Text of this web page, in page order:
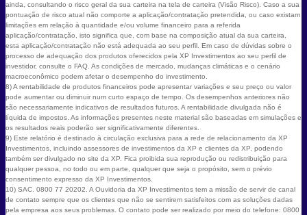
ainda, consultando o risco geral da sua carteira na tela de carteira (Visão Risco). Caso a sua
pontuação de risco atual não comporte a aplicação/contratação pretendida, ou caso existam
limitações em relação à quantidade e/ou volume financeiro para a referida
aplicação/contratação, isto significa que, com base na composição atual da sua carteira,
esta aplicação/contratação não está adequada ao seu perfil. Em caso de dúvidas sobre o
processo de adequação dos produtos oferecidos pela XP Investimentos ao seu perfil de
investidor, consulte o FAQ. As condições de mercado, mudanças climáticas e o cenário
macroeconômico podem afetar o desempenho do investimento.
8) A rentabilidade de produtos financeiros pode apresentar variações e seu preço ou valor
pode aumentar ou diminuir num curto espaço de tempo. Os desempenhos anteriores não
são necessariamente indicativos de resultados futuros. A rentabilidade divulgada não é
líquida de impostos. As informações presentes neste material são baseadas em simulações e
os resultados reais poderão ser significativamente diferentes.
9) Este relatório é destinado à circulação exclusiva para a rede de relacionamento da XP
Investimentos, incluindo assessores de investimentos da XP e clientes da XP, podendo
também ser divulgado no site da XP. Fica proibida sua reprodução ou redistribuição para
qualquer pessoa, no todo ou em parte, qualquer que seja o propósito, sem o prévio
consentimento expresso da XP Investimentos.
10) SAC. 0800 77 20202. A Ouvidoria da XP Investimentos tem a missão de servir de canal
de contato sempre que os clientes que não se sentirem satisfeitos com as soluções dadas
pela empresa aos seus problemas. O contato pode ser realizado por meio do telefone: 0800